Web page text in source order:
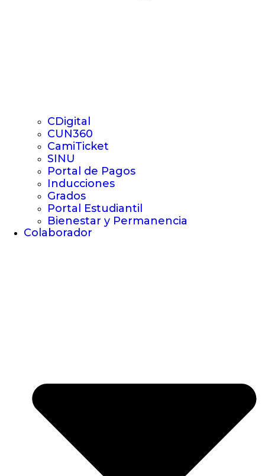
CDigital
CUN360
CamiTicket
SINU
Portal de Pagos
Inducciones
Grados
Portal Estudiantil
Bienestar y Permanencia
Colaborador